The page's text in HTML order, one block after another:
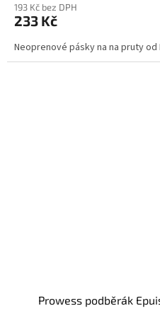
193 Kč bez DPH
233 Kč
Neoprenové pásky na na pruty od
Prowess podběrák